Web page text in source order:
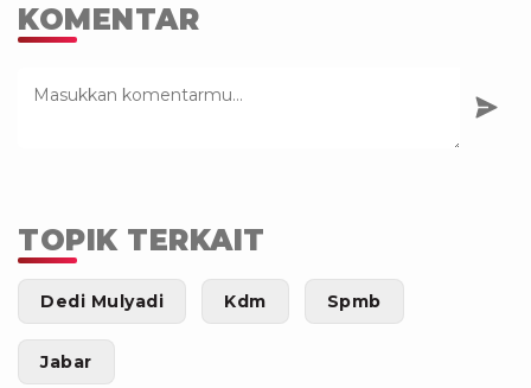
KOMENTAR
TOPIK TERKAIT
Dedi Mulyadi Kdm Spmb
Jabar